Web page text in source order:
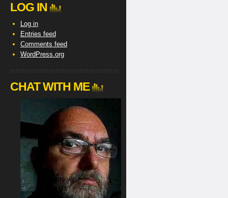
LOG IN
Log in
Entries feed
Comments feed
WordPress.org
CHAT WITH ME